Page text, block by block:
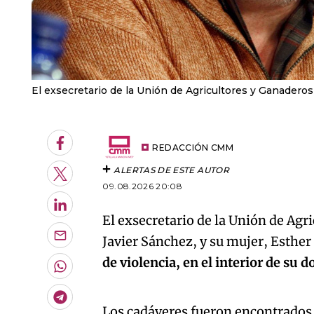
El exsecretario de la Unión de Agricultores y
Facebook
Twitter
LinkedIn
Enviar
por
Email
Whatsapp
Telegram
REDACCIÓN CMM
ALERTAS DE ESTE AUTOR
09.08.2026 20:08
El exsecretario de la Unión de
Javier Sánchez, y su mujer,
de violencia, en el interior de su